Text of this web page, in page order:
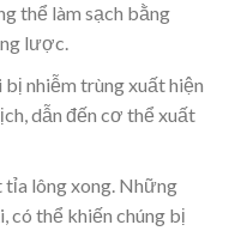
thể làm sạch bằng
lược.
nhiễm trùng xuất hiện
dẫn đến cơ thể xuất
lông xong. Những
có thể khiến chúng bị